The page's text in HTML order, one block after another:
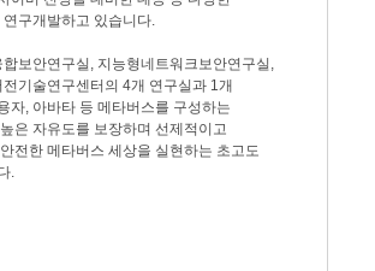
구개발하고 있습니다.
보안연구실, 지능형네트워크보안연구실,
기술연구센터의 4개 연구실과 1개
자, 아바타 등 메타버스를 구성하는
은 자유도를 보장하며 선제적이고
전한 메타버스 세상을 실현하는 초고도
.